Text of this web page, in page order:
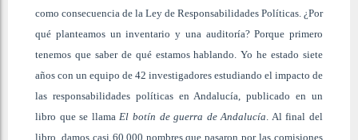
como consecuencia de la Ley de Responsabilidades Políticas. ¿Por
qué planteamos un inventario y una auditoría? Porque primero
tenemos que saber de qué estamos hablando. Yo he estado siete
años con un equipo de 42 investigadores estudiando el impacto de
las responsabilidades políticas en Andalucía, publicado en un
libro que se llamaEl botín de guerra de Andalucía. Al final del
libro, damos casi 60.000 nombres que pasaron por las comisiones